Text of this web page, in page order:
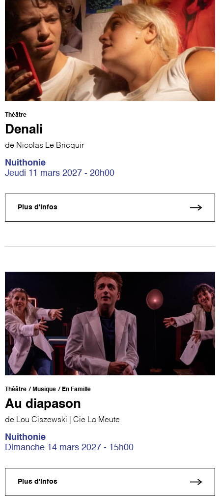
Théâtre
Denali
de Nicolas Le Bricquir
Nuithonie
Jeudi 11 mars 2027 - 20h00
Plus d'infos
Théâtre Musique En Famille
Au diapason
de Lou Ciszewski | Cie La Meute
Nuithonie
Dimanche 14 mars 2027 - 15h00
Plus d'infos